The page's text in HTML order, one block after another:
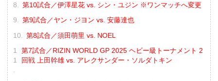
第10試合／伊澤星花 vs. シン・ユジン ※ワンマッチへ変更
第9試合／ヤン・ジヨン vs. 安藤達也
第8試合／須田萌里 vs. NOEL
第7試合／RIZIN WORLD GP 2025 ヘビー級トーナメント 2
回戦 上田幹雄 vs. アレクサンダー・ソルダトキン